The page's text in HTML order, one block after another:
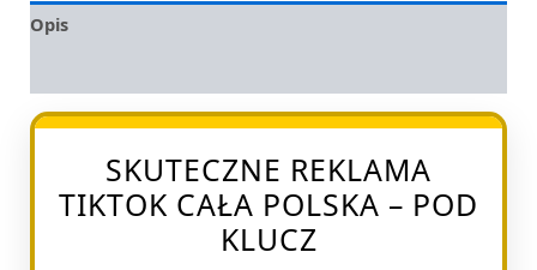
Opis
SKUTECZNE REKLAMA
TIKTOK CAŁA POLSKA – POD
KLUCZ